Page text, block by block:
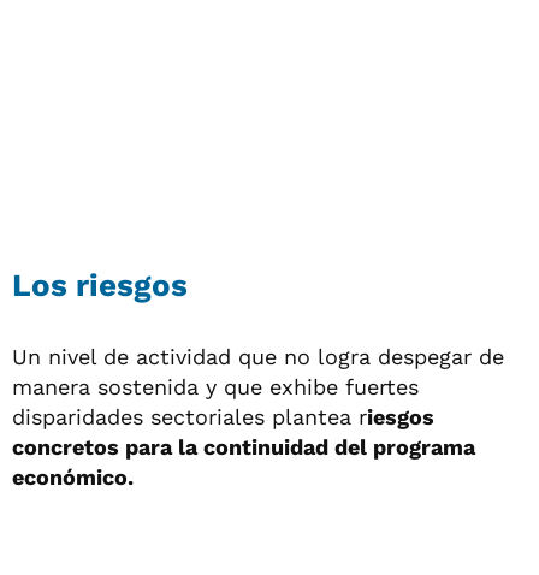
Los riesgos
Un nivel de actividad que no logra despegar de
manera sostenida y que exhibe fuertes
disparidades sectoriales plantea riesgos
concretos para la continuidad del programa
económico.